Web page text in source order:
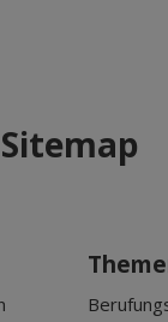
Sitemap